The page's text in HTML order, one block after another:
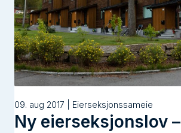
09. aug 2017 | Eierseksjonssameie
Ny eierseksjonslov –